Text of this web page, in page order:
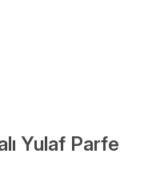
Yulaf Parfe